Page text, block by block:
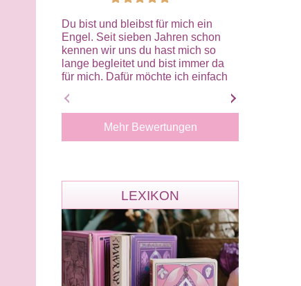
Du bist und bleibst für mich ein
Engel. Seit sieben Jahren schon
kennen wir uns du hast mich so
lange begleitet und bist immer da
für mich. Dafür möchte ich einfach
nur eine Beraterin und alles gute
nachträglich
Mehr Bewertungen
LEXIKON